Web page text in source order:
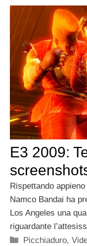
E3 2009:
Rispettando
Namco Bandai ha
Los Angeles una
riguardante
Categorie
Picchiaduro,